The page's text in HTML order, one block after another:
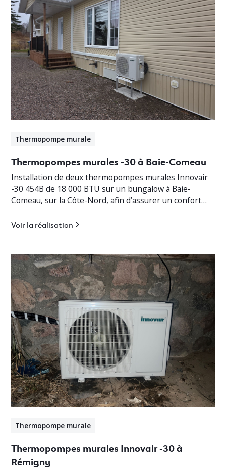
Thermopompe murale
Thermopompes murales -30 à Baie-Comeau
Installation de deux thermopompes murales Innovair
-30 454B de 18 000 BTU sur un bungalow à Baie-
Comeau, sur la Côte-Nord, afin d’assurer un confort
Voir la réalisation
Thermopompe murale
Thermopompes murales Innovair -30 à
Rémigny